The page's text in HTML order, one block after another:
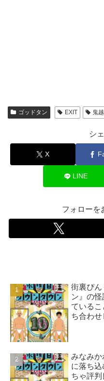
ゴッドタン EXIT 鬼
シ
X
LINE
フォローを
街裏ぴん
ン』の
ている
ち合わ
みなみ
に落ち
ちゃ評